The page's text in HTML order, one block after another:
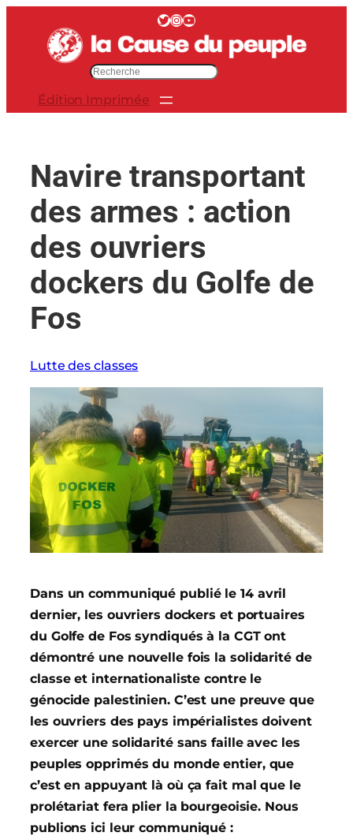
contenu
Twitter InstagramYouTube
e
Édition Imprimée
Navire transportant
des armes : action
des ouvriers
dockers du Golfe de
Fos
Lutte des classes
Dans un communiqué publié le 14 avril
dernier, les ouvriers dockers et portuaires
du Golfe de Fos syndiqués à la CGT ont
démontré une nouvelle fois la solidarité de
classe et internationaliste contre le
génocide palestinien. C’est une preuve que
les ouvriers des pays impérialistes doivent
exercer une solidarité sans faille avec les
peuples opprimés du monde entier, que
c’est en appuyant là où ça fait mal que le
prolétariat fera plier la bourgeoisie. Nous
publions ici leur communiqué :